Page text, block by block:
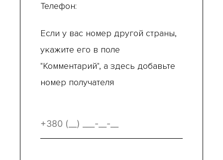
Телефон:
Если у вас номер другой страны,
укажите его в поле
"Комментарий", а здесь добавьте
номер получателя